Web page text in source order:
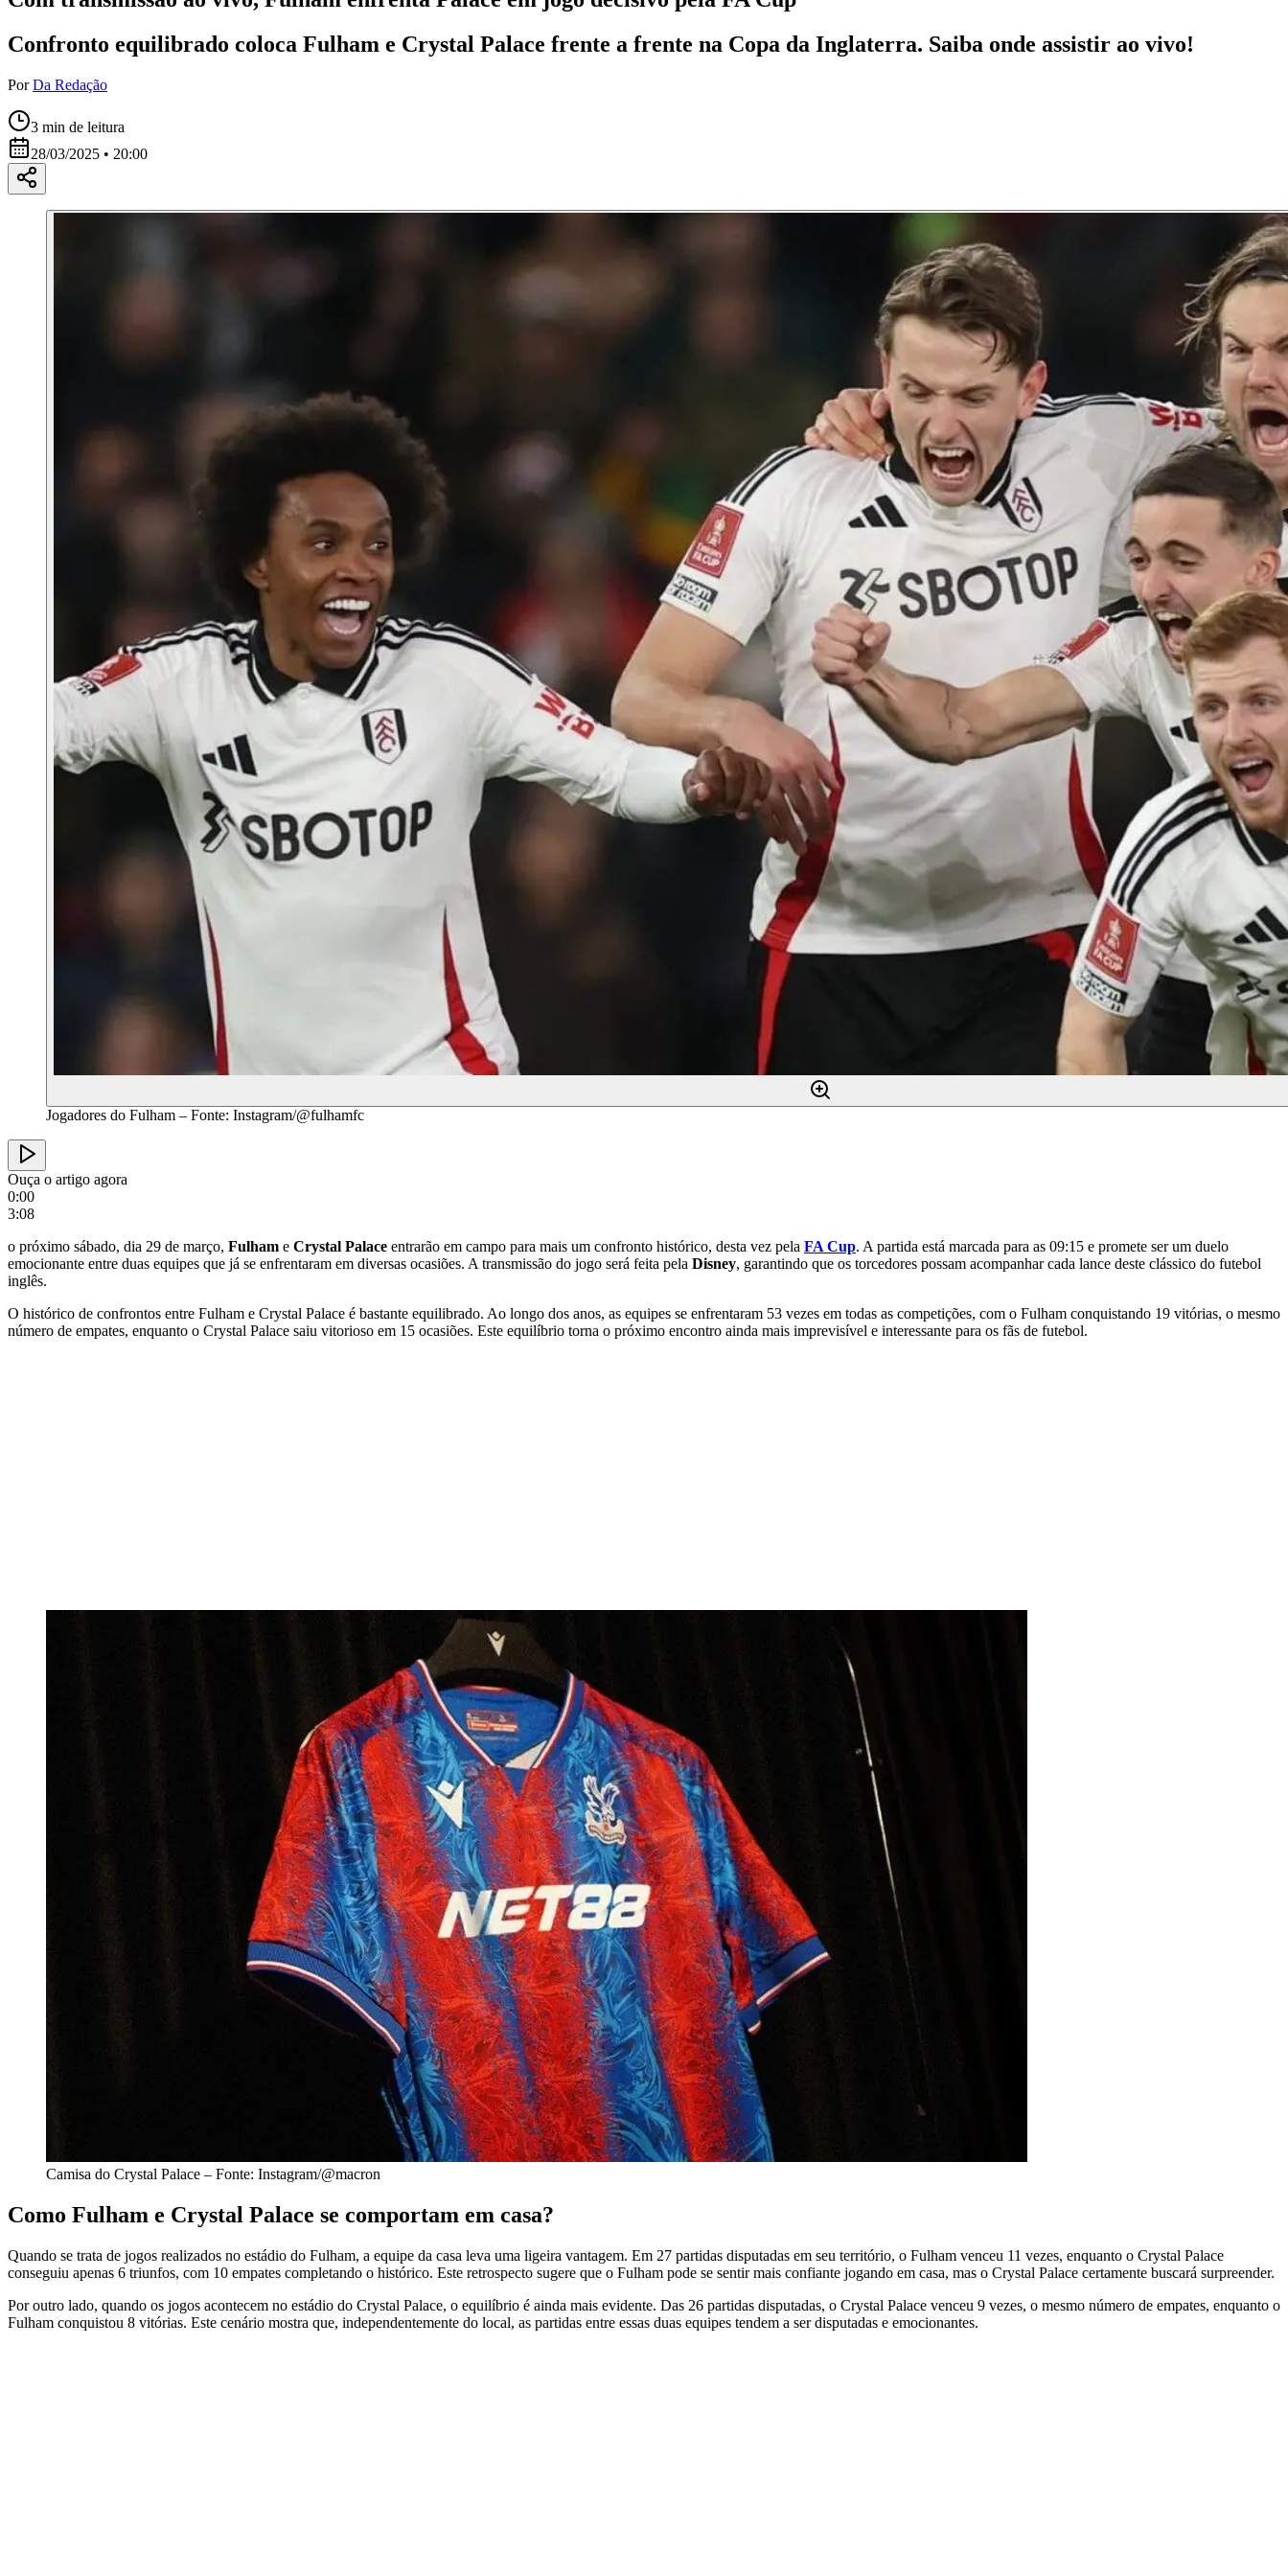
Confronto equilibrado coloca Fulham e Crystal Palace frente a frente na Copa da Inglaterra. Saiba onde assistir ao vivo!
Por Da Redação
3 min de leitura
28/03/2025 • 20:00
Jogadores do Fulham – Fonte: Instagram/@fulhamfc
Ouça o artigo agora
0:00
3:08
o próximo sábado, dia 29 de março, Fulham e Crystal Palace entrarão em campo para mais um confronto histórico, desta vez pela FA Cup. A partida está marcada para as 09:15 e promete ser um duelo
emocionante entre duas equipes que já se enfrentaram em diversas ocasiões. A transmissão do jogo será feita pela Disney, garantindo que os torcedores possam acompanhar cada lance deste clássico do futebol
inglês.
O histórico de confrontos entre Fulham e Crystal Palace é bastante equilibrado. Ao longo dos anos, as equipes se enfrentaram 53 vezes em todas as competições, com o Fulham conquistando 19 vitórias, o mesmo
número de empates, enquanto o Crystal Palace saiu vitorioso em 15 ocasiões. Este equilíbrio torna o próximo encontro ainda mais imprevisível e interessante para os fãs de futebol.
Camisa do Crystal Palace – Fonte: Instagram/@macron
Como Fulham e Crystal Palace se comportam em casa?
Quando se trata de jogos realizados no estádio do Fulham, a equipe da casa leva uma ligeira vantagem. Em 27 partidas disputadas em seu território, o Fulham venceu 11 vezes, enquanto o Crystal Palace
conseguiu apenas 6 triunfos, com 10 empates completando o histórico. Este retrospecto sugere que o Fulham pode se sentir mais confiante jogando em casa, mas o Crystal Palace certamente buscará surpreender.
Por outro lado, quando os jogos acontecem no estádio do Crystal Palace, o equilíbrio é ainda mais evidente. Das 26 partidas disputadas, o Crystal Palace venceu 9 vezes, o mesmo número de empates, enquanto o
Fulham conquistou 8 vitórias. Este cenário mostra que, independentemente do local, as partidas entre essas duas equipes tendem a ser disputadas e emocionantes.